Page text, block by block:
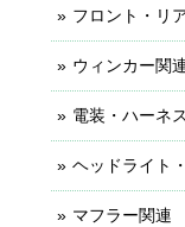
フロント・リ
ウィンカー関
電装・ハーネ
ヘッドライト
マフラー関連